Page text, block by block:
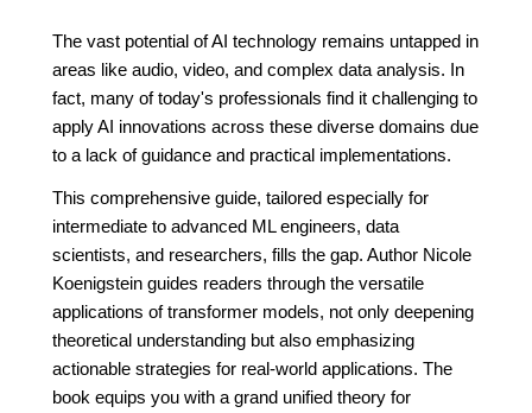
The vast potential of AI technology remains untapped in
areas like audio, video, and complex data analysis. In
fact, many of today's professionals find it challenging to
apply AI innovations across these diverse domains due
to a lack of guidance and practical implementations.
This comprehensive guide, tailored especially for
intermediate to advanced ML engineers, data
scientists, and researchers, fills the gap. Author Nicole
Koenigstein guides readers through the versatile
applications of transformer models, not only deepening
theoretical understanding but also emphasizing
actionable strategies for real-world applications. The
book equips you with a grand unified theory for